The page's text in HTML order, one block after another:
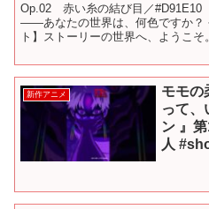
Op.02 赤い糸の結び目／#D91E10
――あなたの世界は、何色ですか？
ト】ストーリーの世界へ、ようこ
新作アニメ
モモの
って
ン 』
人